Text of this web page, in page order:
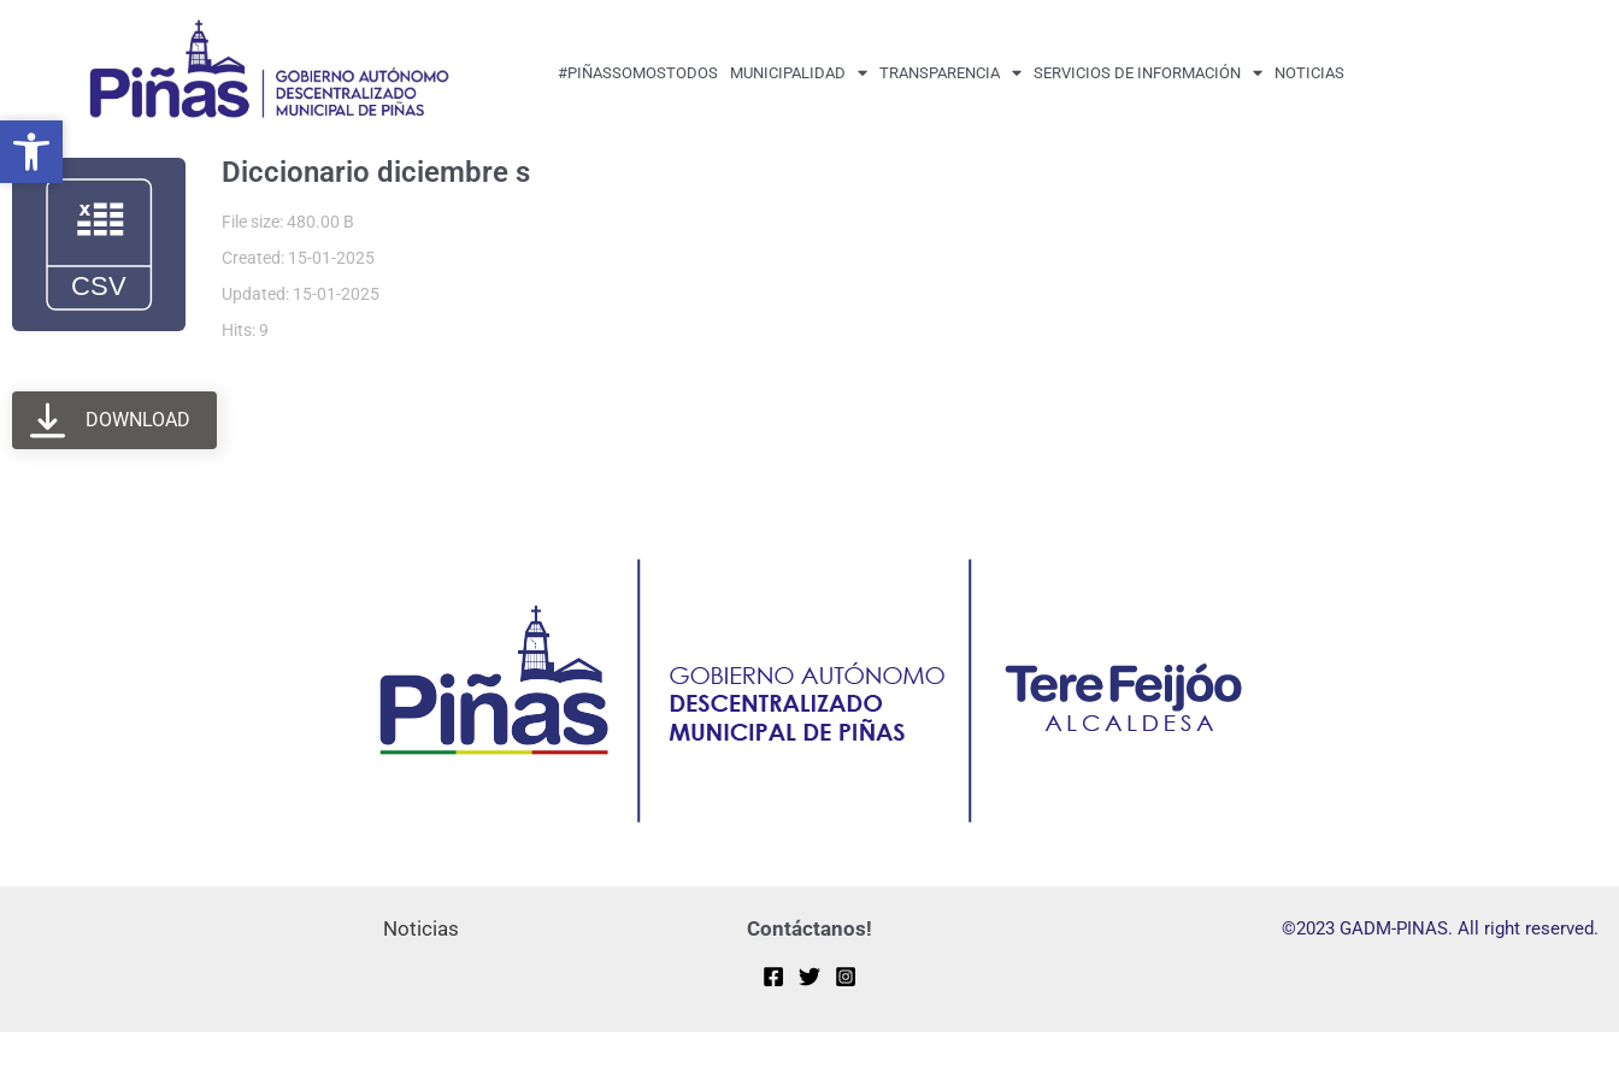
Abrir barra de herramientas
#PIÑASSOMOSTODOS MUNICIPALIDAD TRANSPARENCIA SERVICIOS DE INFORMACIÓN NOTICIAS
Diccionario diciembre s
File size: 480.00 B
Created: 15-01-2025
Updated: 15-01-2025
Hits: 9
DOWNLOAD
Noticias Contáctanos! ©2023 GADM-PINAS. All right reserved.
Abrir barra de herramientas